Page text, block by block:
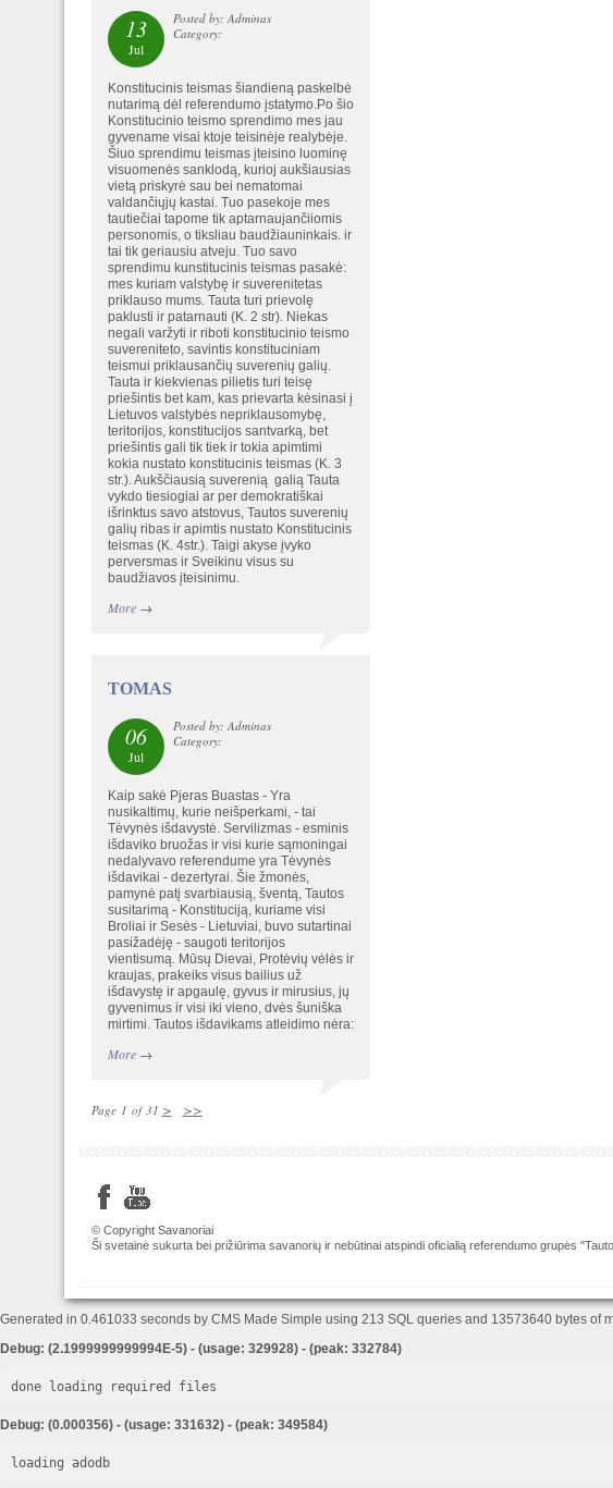
13
Jul
Posted by: Adminas
Category:
Konstitucinis teismas šiandieną paskelbė
nutarimą dėl referendumo įstatymo.Po šio
Konstitucinio teismo sprendimo mes jau
gyvename visai ktoje teisinėje realybėje.
Šiuo sprendimu teismas įteisino luominę
visuomenės sanklodą, kurioj aukšiausias
vietą priskyrė sau bei nematomai
valdančiųjų kastai. Tuo pasekoje mes
tautiečiai tapome tik aptarnaujančiiomis
personomis, o tiksliau baudžiauninkais. ir
tai tik geriausiu atveju. Tuo savo
sprendimu kunstitucinis teismas pasakė:
mes kuriam valstybę ir suverenitetas
priklauso mums. Tauta turi prievolę
paklusti ir patarnauti (K. 2 str). Niekas
negali varžyti ir riboti konstitucinio teismo
suvereniteto, savintis konstituciniam
teismui priklausančių suverenių galių.
Tauta ir kiekvienas pilietis turi teisę
priešintis bet kam, kas prievarta kėsinasi į
Lietuvos valstybės nepriklausomybę,
teritorijos, konstitucijos santvarką, bet
priešintis gali tik tiek ir tokia apimtimi
kokia nustato konstitucinis teismas (K. 3
str.). Aukščiausią suverenią galią Tauta
vykdo tiesiogiai ar per demokratiškai
išrinktus savo atstovus, Tautos suverenių
galių ribas ir apimtis nustato Konstitucinis
teismas (K. 4str.). Taigi akyse įvyko
perversmas ir Sveikinu visus su
baudžiavos įteisinimu.
More→
TOMAS
06
Jul
Posted by: Adminas
Category:
Kaip sakė Pjeras Buastas - Yra
nusikaltimų, kurie neišperkami, - tai
Tėvynės išdavystė. Servilizmas - esminis
išdaviko bruožas ir visi kurie sąmoningai
nedalyvavo referendume yra Tėvynės
išdavikai - dezertyrai. Šie žmonės,
pamynė patį svarbiausią, šventą, Tautos
susitarimą - Konstituciją, kuriame visi
Broliai ir Sesės - Lietuviai, buvo sutartinai
pasižadėję - saugoti teritorijos
vientisumą. Mūsų Dievai, Protėvių vėlės ir
kraujas, prakeiks visus bailius už
išdavystę ir apgaulę, gyvus ir mirusius, jų
gyvenimus ir visi iki vieno, dvės šuniška
mirtimi. Tautos išdavikams atleidimo nėra:
More→
Page 1 of 31 > >>
© Copyright Savanoriai
Ši svetainė sukurta bei prižiūrima savanorių ir nebūtinai atspindi oficialią referendumo grupės
Generated in 0.461033 seconds by CMS Made Simple using 213 SQL queries and 13573640 bytes of
Debug: (2.1999999999994E-5) - (usage: 329928) - (peak: 332784)
done loading required files
Debug: (0.000356) - (usage: 331632) - (peak: 349584)
loading adodb